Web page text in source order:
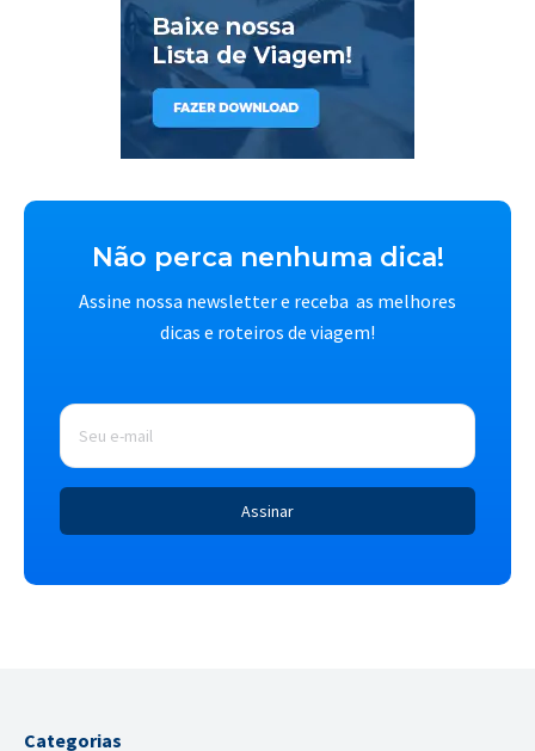
Não perca nenhuma dica!
Assine nossa newsletter e receba as melhores
dicas e roteiros de viagem!
E-
mail *
Categorias